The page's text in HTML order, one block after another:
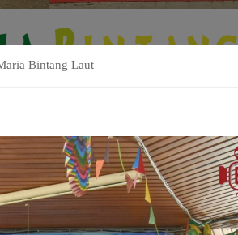
Bintang Laut